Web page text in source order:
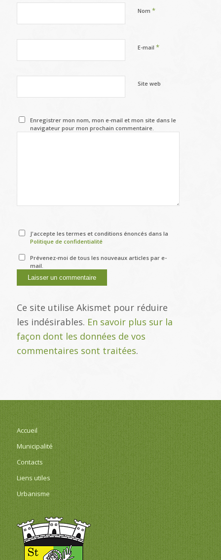
Nom *
E-mail *
Site web
Enregistrer mon nom, mon e-mail et mon site dans le
navigateur pour mon prochain commentaire.
J'accepte les termes et conditions énoncés dans la
Politique de confidentialité
Prévenez-moi de tous les nouveaux articles par e-
mail.
Ce site utilise Akismet pour réduire
les indésirables. En savoir plus sur la
façon dont les données de vos
commentaires sont traitées.
Accueil
Municipalité
Contacts
Liens utiles
Urbanisme